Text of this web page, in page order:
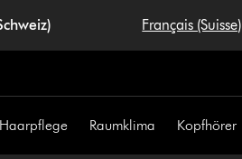
Français (Suisse)
Haarpflege Raumklima Kopfhörer